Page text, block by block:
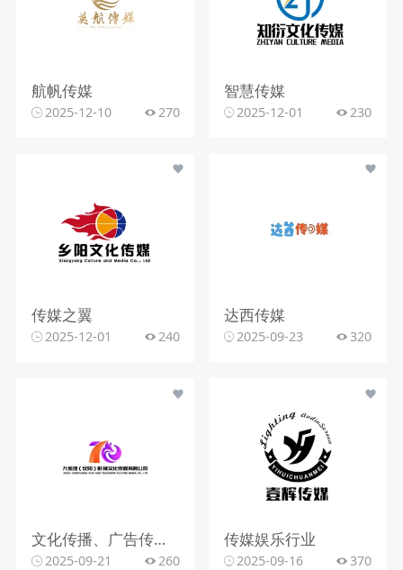
航帆传媒
2025-12-10 270
智慧传媒
2025-12-01 230
传媒之翼
2025-12-01 240
达西传媒
2025-09-23 320
文化传播、广告传媒或创意设计行业
2025-09-21 260
传媒娱乐行业
2025-09-16 370